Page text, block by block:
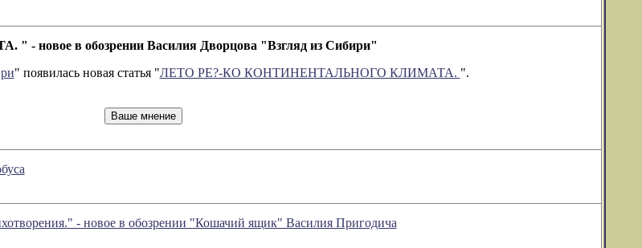
в обозрении Василия Дворцова "Взгляд из Сибири"
" появилась новая статья "ЛЕТО РЕ?-КО КОНТИНЕНТАЛЬНОГО КЛИМАТА. ".
- новое в обозрении "Кошачий ящик" Василия Пригодича